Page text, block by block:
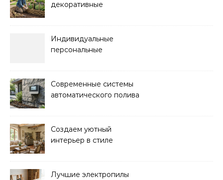
декоративные
пошаговая инструкция
Индивидуальные
персональные
Современные системы
автоматического полива
Создаем уютный
интерьер в стиле
Лучшие электропилы